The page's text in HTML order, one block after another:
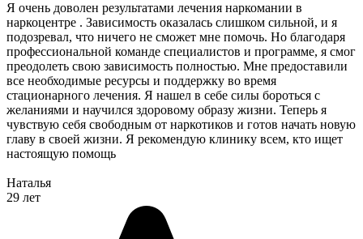
Я очень доволен результатами лечения наркомании в
наркоцентре . Зависимость оказалась слишком сильной, и я
подозревал, что ничего не сможет мне помочь. Но благодаря
профессиональной команде специалистов и программе, я смог
преодолеть свою зависимость полностью. Мне предоставили
все необходимые ресурсы и поддержку во время
стационарного лечения. Я нашел в себе силы бороться с
желаниями и научился здоровому образу жизни. Теперь я
чувствую себя свободным от наркотиков и готов начать новую
главу в своей жизни. Я рекомендую клинику всем, кто ищет
настоящую помощь
Наталья
29 лет